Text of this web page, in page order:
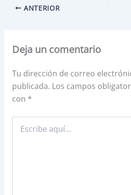
ANTERIOR
Deja un comentario
Tu dirección de correo
publicada. Los campos
con *
aquí...